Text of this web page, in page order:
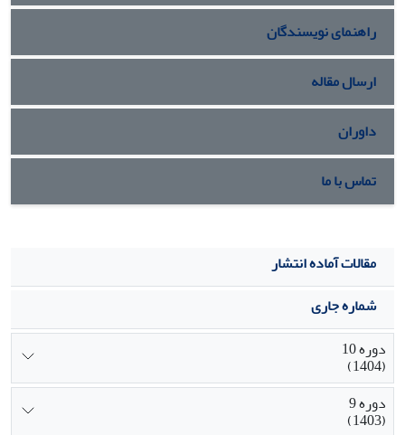
رسمی، گزارش‌ها و اخبار سازمانی» است و در نهایت نقش «فرهنگ
سازمانی» دارای مولفه‌های «غلبه گفتمان تغییر»، «فراموشی
سازمانی»، «تشریفات، آداب و رسوم، داستان‌ها و افسانه‌های
موجود در سازمانی» و «جو سازمانی حامی» می‌باشد. برای هر کدام
از مولفه‌های مورد اشاره، تفصیلاً شاخص‌هایی در نظر گرفته شد.
راهنمای نویسندگان
ارسال مقاله
داوران
تماس با ما
مقالات آماده انتشار
شماره جاری
دوره 10
(1404)
دوره 9
(1403)